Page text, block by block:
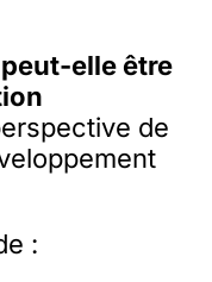
elle être
de
: